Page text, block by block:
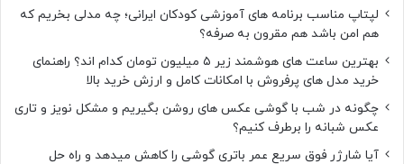
لپتاپ مناسب برنامه های آموزشی کودکان ایرانی؛ چه مدلی بخریم که
هم امن باشد هم مقرون به صرفه؟
بهترین ساعت های هوشمند زیر ۵ میلیون تومان کدام اند؟ راهنمای
خرید مدل های پرفروش با امکانات کامل و ارزش خرید بالا
چگونه در شب با گوشی عکس های روشن بگیریم و مشکل نویز و تاری
عکس شبانه را برطرف کنیم؟
آیا شارژر فوق سریع عمر باتری گوشی را کاهش میدهد و راه حل